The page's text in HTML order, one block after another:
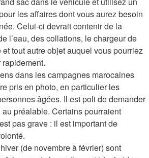
les affaires dont vous aurez besoin
Celui-ci devrait contenir de la
l’eau, des collations, le chargeur de
tout autre objet auquel vous pourriez
dans les campagnes marocaines
pris en photo, en particulier les
âgées. Il est poli de demander
préalable. Certains pourraient
pas grave : il est important de
(de novembre à février) sont